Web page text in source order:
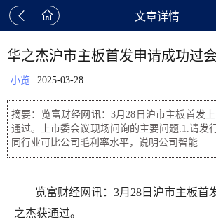
  文章详情
华之杰沪市主板首发申请成功过会
小览 2025-03-28
摘要：览富财经网讯：3月28日沪市主板首发
通过。上市委会议现场问询的主要问题:1.请发
同行业可比公司毛利率水平，说明公司智能
览富财经网讯：3月28日沪市主板首
之杰获通过。